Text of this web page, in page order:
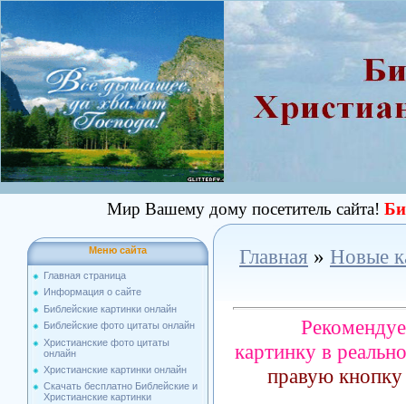
Мир Вашему дому посетитель сайта!
Меню сайта
Главная страница
Информация о сайте
Библейские картинки онлайн
Библейские фото цитаты онлайн
Христианские фото цитаты
онлайн
Христианские картинки онлайн
Скачать бесплатно Библейские и
Христианские картинки
Главная » Новые
картинку в
правую